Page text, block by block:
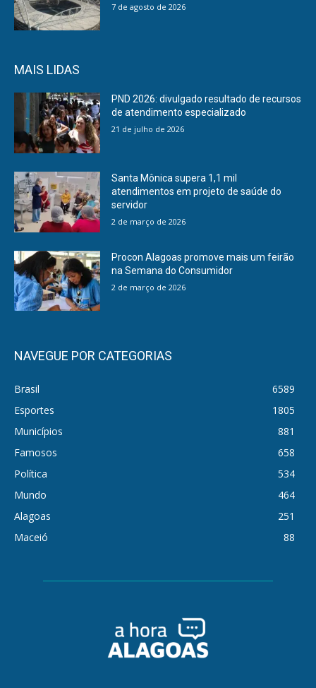
7 de agosto de 2026
MAIS LIDAS
PND 2026: divulgado resultado de recursos
de atendimento especializado
21 de julho de 2026
Santa Mônica supera 1,1 mil
atendimentos em projeto de saúde do
servidor
2 de março de 2026
Procon Alagoas promove mais um feirão
na Semana do Consumidor
2 de março de 2026
NAVEGUE POR CATEGORIAS
Brasil
6589
Esportes
1805
Municípios
881
Famosos
658
Política
534
Mundo
464
Alagoas
251
Maceió
88